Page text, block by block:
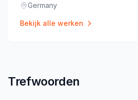
Locatie:
Germany
Bekijk alle werken
Trefwoorden